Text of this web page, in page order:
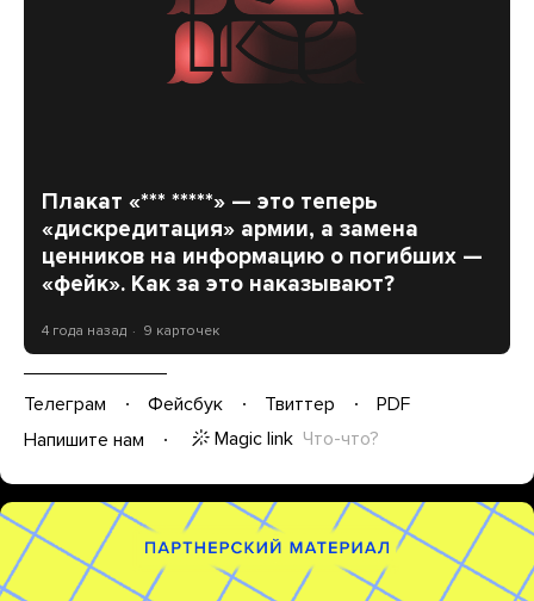
Плакат «*** *****» — это теперь
«дискредитация» армии, а замена
ценников на информацию о погибших —
«фейк». Как за это наказывают?
4 года назад 9 карточек
Телеграм Фейсбук Твиттер
PDF
Напишите нам
Magic link Что-что?